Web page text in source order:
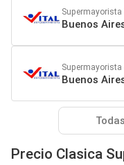
Supermayorista
Buenos
Supermayorista
Buenos
Precio Clasica